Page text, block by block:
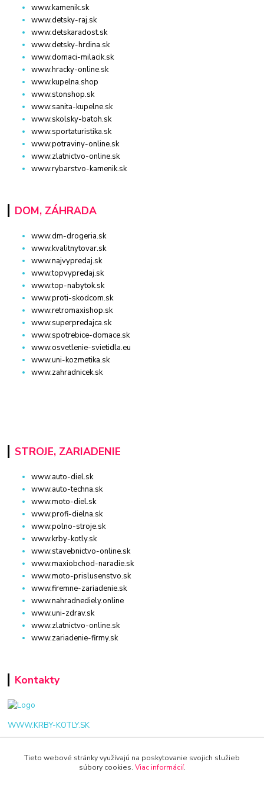
www.kamenik.sk
www.detsky-raj.sk
www.detskaradost.sk
www.detsky-hrdina.sk
www.domaci-milacik.sk
www.hracky-online.sk
www.kupelna.shop
www.stonshop.sk
www.sanita-kupelne.sk
www.skolsky-batoh.sk
www.sportaturistika.sk
www.potraviny-online.sk
www.zlatnictvo-online.sk
www.rybarstvo-kamenik.sk
DOM, ZÁHRADA
www.dm-drogeria.sk
www.kvalitnytovar.sk
www.najvypredaj.sk
www.topvypredaj.sk
www.top-nabytok.sk
www.proti-skodcom.sk
www.retromaxishop.sk
www.superpredajca.sk
www.spotrebice-domace.sk
www.osvetlenie-svietidla.eu
www.uni-kozmetika.sk
www.zahradnicek.sk
STROJE, ZARIADENIE
www.auto-diel.sk
www.auto-techna.sk
www.moto-diel.sk
www.profi-dielna.sk
www.polno-stroje.sk
www.krby-kotly.sk
www.stavebnictvo-online.sk
www.maxiobchod-naradie.sk
www.moto-prislusenstvo.sk
www.firemne-zariadenie.sk
www.nahradnediely.online
www.uni-zdrav.sk
www.zlatnictvo-online.sk
www.zariadenie-firmy.sk
Kontakty
WWW.KRBY-KOTLY.SK
Tieto webové stránky využívajú na poskytovanie svojich služieb
súbory cookies. Viac informácií.